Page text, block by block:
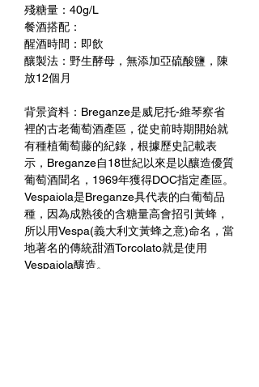
殘糖量：40g/L
餐酒搭配：
醒酒時間：即飲
釀製法：野生酵母，無添加亞硫酸鹽，陳
放12個月
背景資料：Breganze是威尼托-維琴察省
裡的古老葡萄酒產區，從史前時期開始就
有種植葡萄藤的紀錄，根據歷史記載表
示，Breganze自18世紀以來是以釀造優質
葡萄酒聞名，1969年獲得DOC指定產區。
Vespaiola是Breganze具代表的白葡萄品
種，因為成熟後的含糖量高會招引黃蜂，
所以用Vespa(義大利文黃蜂之意)命名，當
地著名的傳統甜酒Torcolato就是使用
Vespaiola釀造。